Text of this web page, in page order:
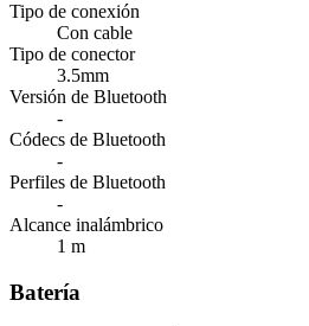
Tipo de conexión
Con cable
Tipo de conector
3.5mm
Versión de Bluetooth
-
Códecs de Bluetooth
-
Perfiles de Bluetooth
-
Alcance inalámbrico
1 m
Batería